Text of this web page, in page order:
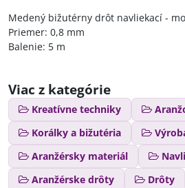
Medený bižutérny drôt navliekací -
Priemer: 0,8 mm
Balenie: 5 m
Viac z kategórie
Kreatívne techniky
Korálky a bižutéria
Aranžérsky materiál
Aranžérske drôty
Drôty